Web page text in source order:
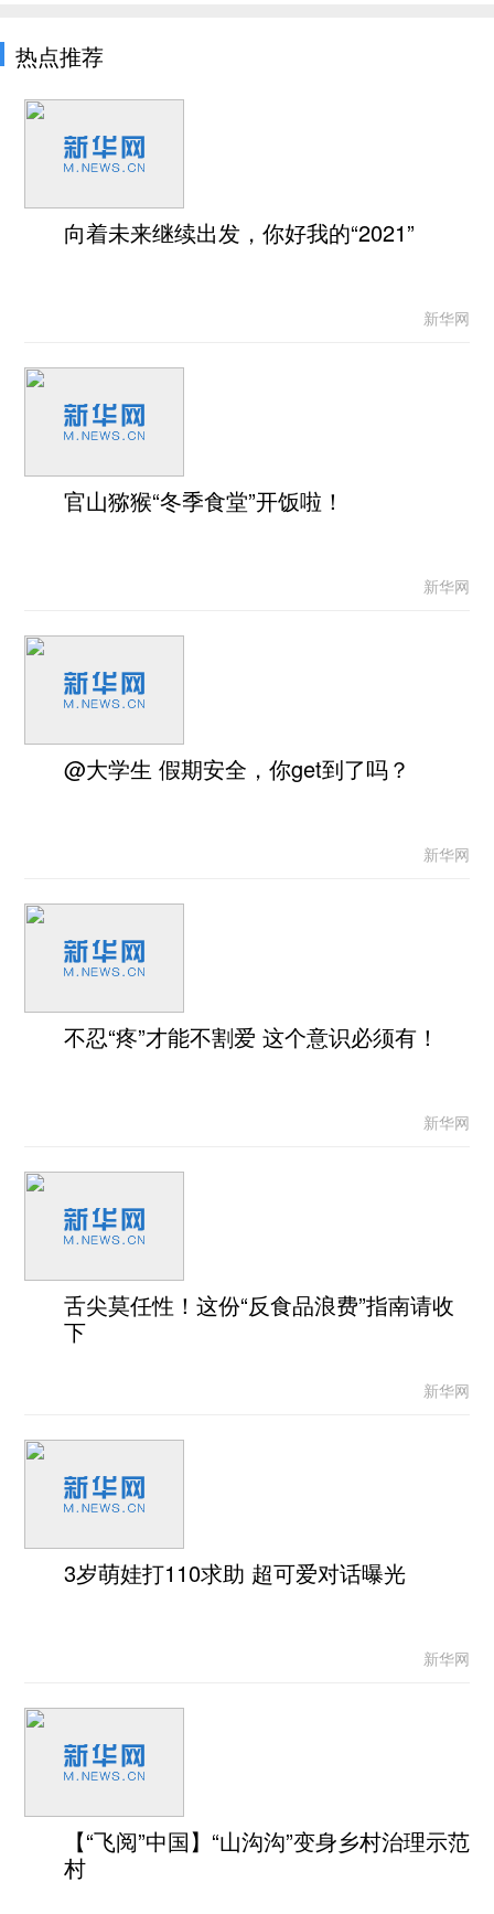
热点推荐
向着未来继续出发，你好我的“2021”
新华网
官山猕猴“冬季食堂”开饭啦！
新华网
@大学生 假期安全，你get到了吗？
新华网
不忍“疼”才能不割爱 这个意识必须有！
新华网
舌尖莫任性！这份“反食品浪费”指南请收
下
新华网
3岁萌娃打110求助 超可爱对话曝光
新华网
【“飞阅”中国】“山沟沟”变身乡村治理示范
村